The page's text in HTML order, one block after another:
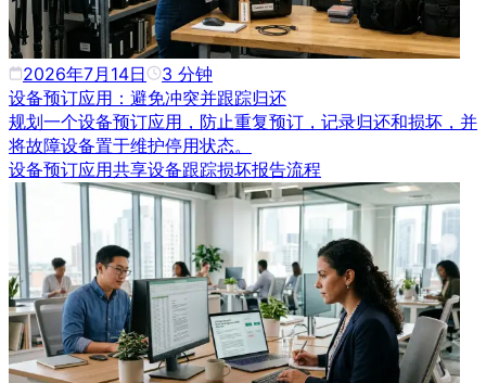
2026年7月14日 3 分钟
设备预订应用：避免冲突并跟踪归还
规划一个设备预订应用，防止重复预订，记录归还和损坏，并
将故障设备置于维护停用状态。
设备预订应用共享设备跟踪损坏报告流程